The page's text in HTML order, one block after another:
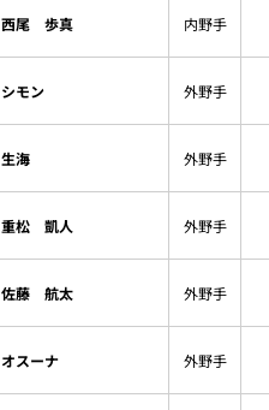
西尾 歩真 内野手
シモン 外野手
生海 外野手
重松 凱人 外野手
佐藤 航太 外野手
オスーナ 外野手